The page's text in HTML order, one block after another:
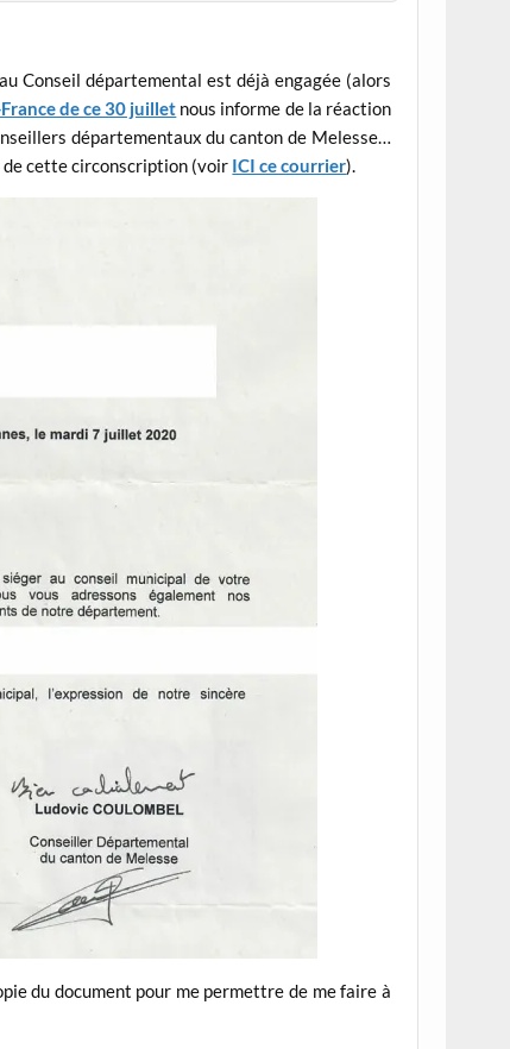
Conseil départemental est déjà engagée (alors
de ce 30 juillet nous informe de la réaction
départementaux du canton de Melesse…
de cette circonscription (voir ICI ce courrier).
du document pour me permettre de me faire à